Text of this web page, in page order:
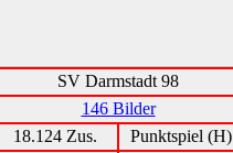
SV Darmstadt 98
146 Bilder
18.124 Zus.
Punktspiel (H)